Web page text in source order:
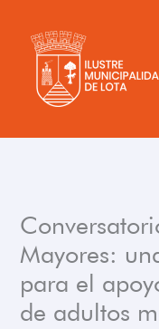
contenido
Mayores:
para el
de adultos